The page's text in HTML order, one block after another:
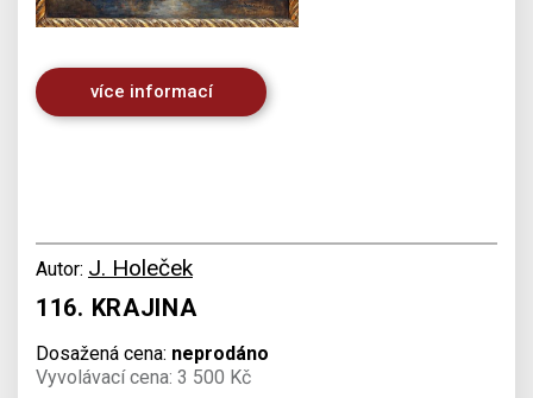
více informací
Autor: J. Holeček
116. KRAJINA
Dosažená cena: neprodáno
Vyvolávací cena: 3 500 Kč